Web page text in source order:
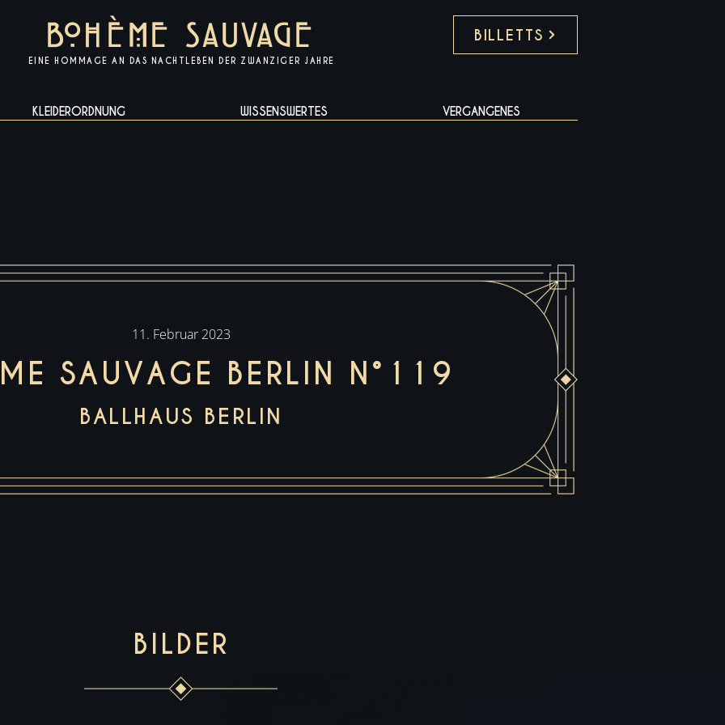
BOH È ME SAUVAGE BILLETTS
EINE HOMMAGE AN DAS NACHTLEBEN DER ZWANZIGER JAHRE​
KLEIDERORDNUNG WISSENSWERTES VERGANGENES
BALLHAUS BERLIN
SAUVAGE BERLIN N°119
11. Februar 2023
BILDER